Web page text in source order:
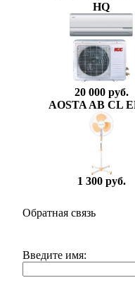
HQ
20 000 руб.
AOSTA AB CL
1 300 руб.
Обратная связь
Введите имя: